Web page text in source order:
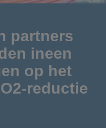
partners
ineen
op het
reductie